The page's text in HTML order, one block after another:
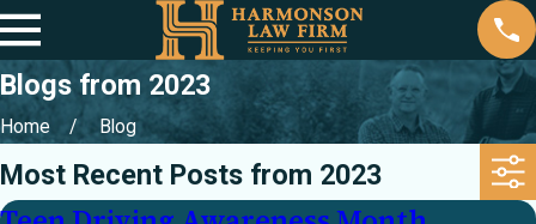
Blogs from 2023
Home Blog
Most Recent Posts from 2023